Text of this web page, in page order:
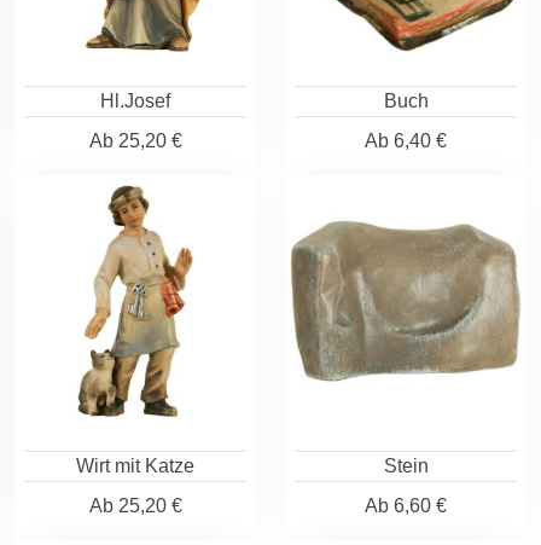
Hl.Josef
Ab25,20 €
Buch
Ab 6,40 €
Wirt mit Katze
Ab25,20 €
Stein
Ab 6,60 €